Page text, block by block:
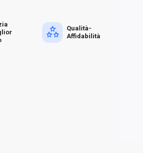
Qualità-
Affidabilità